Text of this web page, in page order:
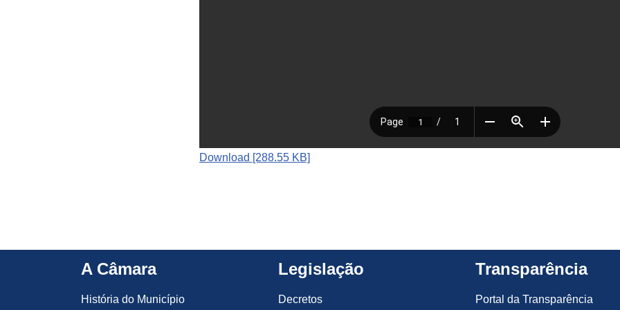
Download [288.55 KB]
A Câmara
História do Município
Legislação
Decretos
Transparência
Portal da Transparência